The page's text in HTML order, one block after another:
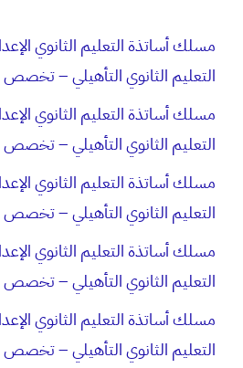
مسلك أساتذة التعليم الثانوي
التعليم الثانوي التأهيلي –
مسلك أساتذة التعليم الثانوي
التعليم الثانوي التأهيلي – تخصص
مسلك أساتذة التعليم الثانوي
التعليم الثانوي التأهيلي – تخصص
مسلك أساتذة التعليم الثانوي
التعليم الثانوي التأهيلي – تخصص
مسلك أساتذة التعليم الثانوي
التعليم الثانوي التأهيلي – تخصص